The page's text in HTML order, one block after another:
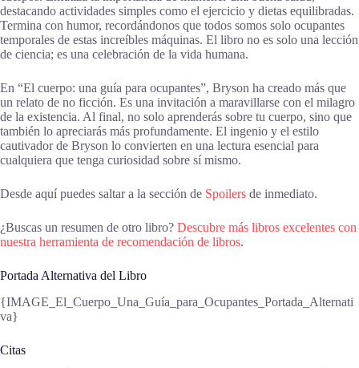
destacando actividades simples como el ejercicio y dietas equilibradas.
Termina con humor, recordándonos que todos somos solo ocupantes
temporales de estas increíbles máquinas. El libro no es solo una lección
de ciencia; es una celebración de la vida humana.
En “El cuerpo: una guía para ocupantes”, Bryson ha creado más que
un relato de no ficción. Es una invitación a maravillarse con el milagro
de la existencia. Al final, no solo aprenderás sobre tu cuerpo, sino que
también lo apreciarás más profundamente. El ingenio y el estilo
cautivador de Bryson lo convierten en una lectura esencial para
cualquiera que tenga curiosidad sobre sí mismo.
Desde aquí puedes saltar a la sección de Spoilers de inmediato.
¿Buscas un resumen de otro libro? Descubre más libros excelentes con
nuestra herramienta de recomendación de libros.
Portada Alternativa del Libro
{IMAGE_El_Cuerpo_Una_Guía_para_Ocupantes_Portada_Alternati
va}
Citas